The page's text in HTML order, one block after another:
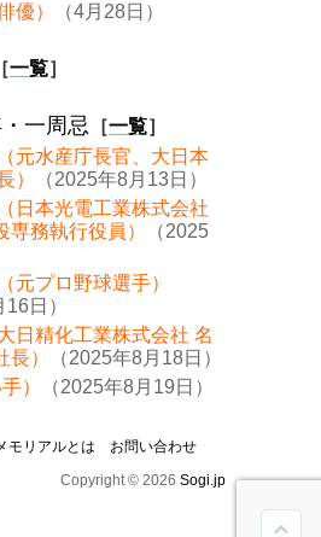
優）
（4月28日）
［一覧］
一周忌 ［一覧］
元水産庁長官、大日本
）
（2025年8月13日）
日本光電工業株式会社
専務執行役員）
（2025
元プロ野球選手）
日）
日精化工業株式会社 名
）
（2025年8月18日）
）
（2025年8月19日）
モリアルとは
お問い合わせ
Copyright © 2026 Sogi.jp